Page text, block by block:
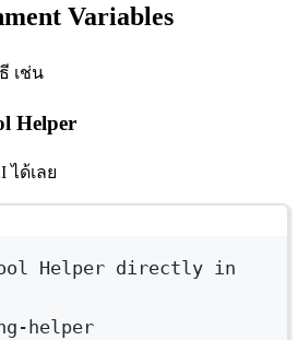
Variables
เช่น
Helper
ได้เลย
Helper directly in
helper